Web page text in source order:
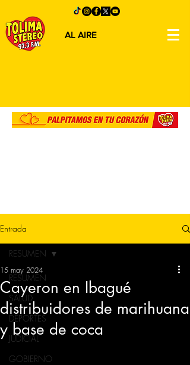
AL AIRE
Entrada
RESUMEN
SALUD
DEPORTES
JUDICIAL
GOBIERNO
RESUMEN
Cayeron en Ibagué
distribuidores de marihuana
y base de coca
15 may 2024